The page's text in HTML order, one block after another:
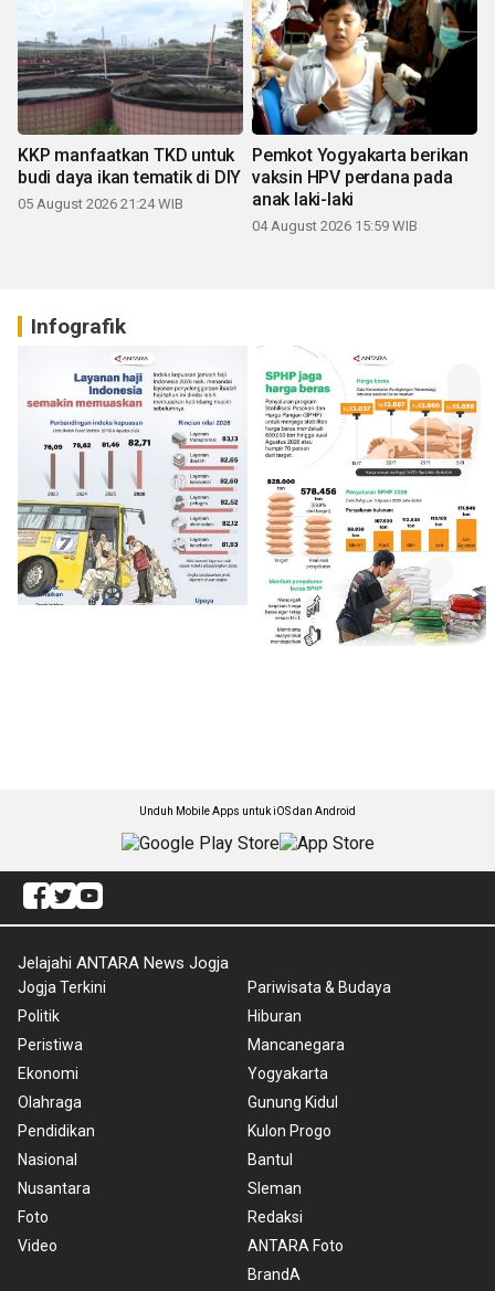
KKP manfaatkan TKD untuk
budi daya ikan tematik di DIY
05 August 2026 21:24 WIB
Pemkot Yogyakarta berikan
vaksin HPV perdana pada
anak laki-laki
04 August 2026 15:59 WIB
Infografik
Unduh Mobile Apps untuk iOS dan Android
Jelajahi ANTARA News Jogja
Jogja Terkini
Politik
Peristiwa
Ekonomi
Olahraga
Pendidikan
Nasional
Nusantara
Foto
Video
Pariwisata & Budaya
Hiburan
Mancanegara
Yogyakarta
Gunung Kidul
Kulon Progo
Bantul
Sleman
Redaksi
ANTARA Foto
BrandA